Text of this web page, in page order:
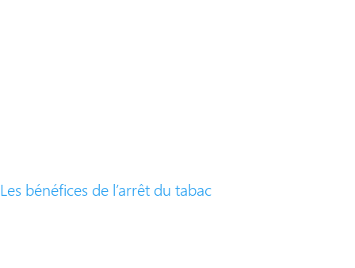
Les bénéfices de l’arrêt du tabac